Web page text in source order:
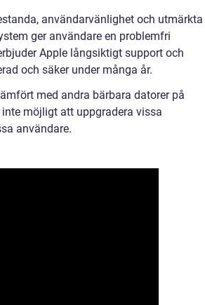
användarvänlighet och utmärkta
ger användare en problemfri
Apple långsiktigt support och
och säker under många år.
med andra bärbara datorer på
möjligt att uppgradera vissa
användare.